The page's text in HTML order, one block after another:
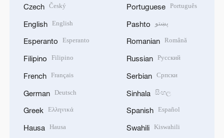
Czech Český
English English
Esperanto Esperanto
Filipino Filipino
French Français
German Deutsch
Greek Ελληνικά
Hausa Hausa
Portuguese Português
Pashto پښتو
Romanian Română
Russian Русский
Serbian Српски
Sinhala සිංහල
Spanish Español
Swahili Kiswahili